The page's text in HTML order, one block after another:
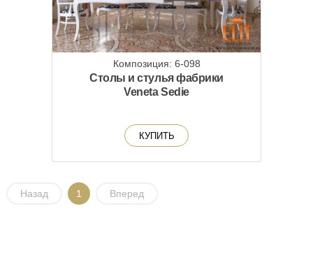
Композиция: 6-098
Столы и стулья фабрики
Veneta Sedie
КУПИТЬ
Назад 1 Вперед